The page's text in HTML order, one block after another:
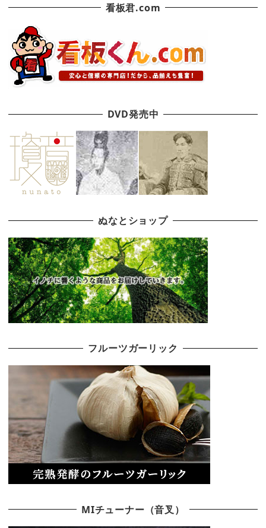
看板君.com
DVD発売中
ぬなとショップ
フルーツガーリック
MIチューナー（音叉）